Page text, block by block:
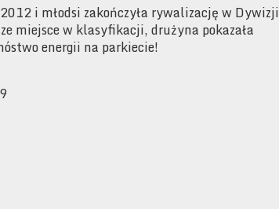
i młodsi zakończyła rywalizację w Dywizji
miejsce w klasyfikacji, drużyna pokazała
energii na parkiecie!